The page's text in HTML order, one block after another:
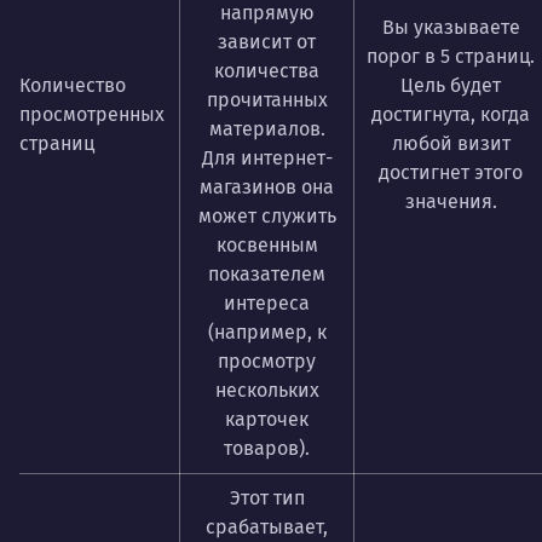
Количество
просмотренных
страниц
напрямую
зависит от
количества
прочитанных
материалов.
Для интернет-
магазинов она
может служить
косвенным
показателем
интереса
(например, к
просмотру
нескольких
карточек
товаров).
Вы указываете
порог в 5 страниц.
Цель будет
достигнута, когда
любой визит
достигнет этого
значения.
Этот тип
срабатывает,